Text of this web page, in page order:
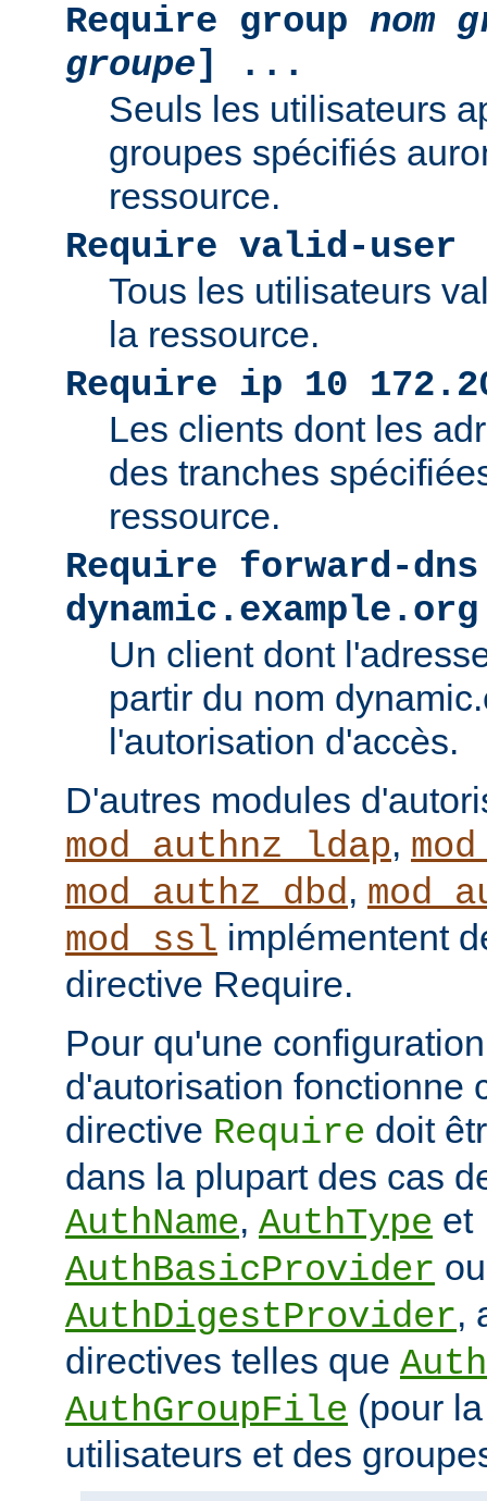
Require group nom
groupe] ...
Seuls les utilisateurs
groupes spécifiés
ressource.
Require valid-user
Tous les utilisateurs
la ressource.
Require ip 10
Les clients dont les
des tranches
ressource.
Require forward-dns
dynamic.example.org
Un client dont
partir du nom
l'autorisation d'accès.
D'autres modules
mod_authnz_ldap,
mod_authz_dbd,
mod_ssl implémentent
directive Require.
Pour qu'une
d'autorisation fonctionne
directive Require doit
dans la plupart des cas
AuthName, AuthType et
AuthBasicProvider ou
AuthDigestProvider,
directives telles que
AuthGroupFile (pour
utilisateurs et des